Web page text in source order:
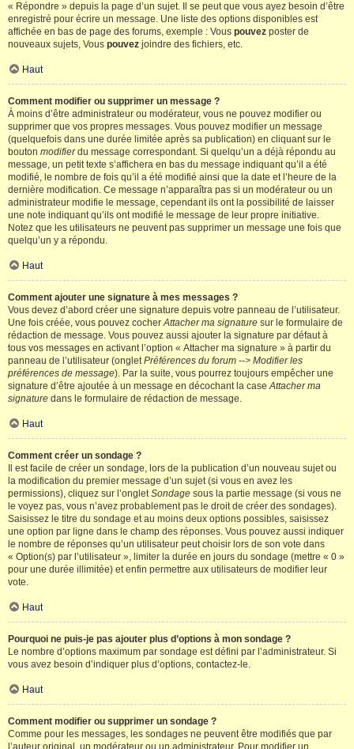
« Répondre » depuis la page d’un sujet. Il se peut que vous ayez besoin d’être
enregistré pour écrire un message. Une liste des options disponibles est
affichée en bas de page des forums, exemple : Vous pouvez poster de
nouveaux sujets, Vous pouvez joindre des fichiers, etc.
Haut
Comment modifier ou supprimer un message ?
À moins d’être administrateur ou modérateur, vous ne pouvez modifier ou
supprimer que vos propres messages. Vous pouvez modifier un message
(quelquefois dans une durée limitée après sa publication) en cliquant sur le
bouton modifierdu message correspondant. Si quelqu’un a déjà répondu au
message, un petit texte s’affichera en bas du message indiquant qu’il a été
modifié, le nombre de fois qu’il a été modifié ainsi que la date et l’heure de la
dernière modification. Ce message n’apparaîtra pas si un modérateur ou un
administrateur modifie le message, cependant ils ont la possibilité de laisser
une note indiquant qu’ils ont modifié le message de leur propre initiative.
Notez que les utilisateurs ne peuvent pas supprimer un message une fois que
quelqu’un y a répondu.
Haut
Comment ajouter une signature à mes messages ?
Vous devez d’abord créer une signature depuis votre panneau de l’utilisateur.
Une fois créée, vous pouvez cocherAttacher ma signature sur le formulaire de
rédaction de message. Vous pouvez aussi ajouter la signature par défaut à
tous vos messages en activant l’option « Attacher ma signature » à partir du
panneau de l’utilisateur (ongletPréférences du forum --> Modifier les
préférences de message). Par la suite, vous pourrez toujours empêcher une
signature d’être ajoutée à un message en décochant la caseAttacher ma
signature dans le formulaire de rédaction de message.
Haut
Comment créer un sondage ?
Il est facile de créer un sondage, lors de la publication d’un nouveau sujet ou
la modification du premier message d’un sujet (si vous en avez les
permissions), cliquez sur l’ongletSondage sous la partie message (si vous ne
le voyez pas, vous n’avez probablement pas le droit de créer des sondages).
Saisissez le titre du sondage et au moins deux options possibles, saisissez
une option par ligne dans le champ des réponses. Vous pouvez aussi indiquer
le nombre de réponses qu’un utilisateur peut choisir lors de son vote dans
« Option(s) par l’utilisateur », limiter la durée en jours du sondage (mettre « 0 »
pour une durée illimitée) et enfin permettre aux utilisateurs de modifier leur
vote.
Haut
Pourquoi ne puis-je pas ajouter plus d’options à mon sondage ?
Le nombre d’options maximum par sondage est défini par l’administrateur. Si
vous avez besoin d’indiquer plus d’options, contactez-le.
Haut
Comment modifier ou supprimer un sondage ?
Comme pour les messages, les sondages ne peuvent être modifiés que par
l’auteur original, un modérateur ou un administrateur. Pour modifier un